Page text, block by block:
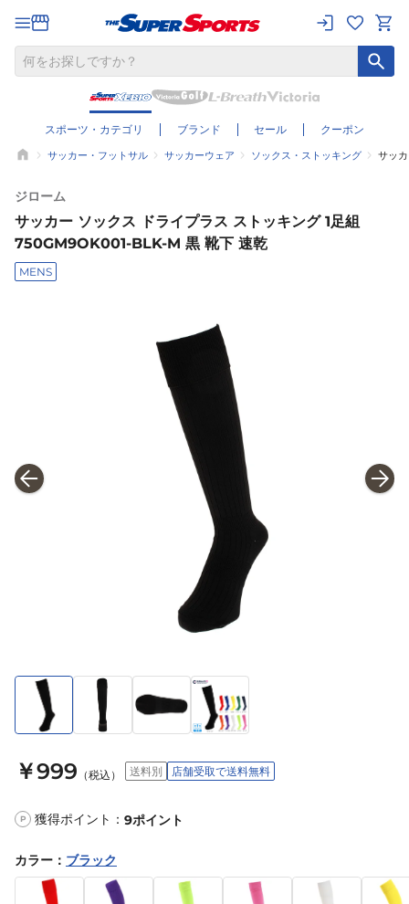
スポーツ・カテゴリ ブランド セール クーポン
サッカー・フットサル サッカーウェア ソックス・ストッキング サッ
ジローム
サッカー ソックス ドライプラス ストッキング 1足組
750GM9OK001-BLK-M 黒 靴下 速乾
MENS
￥999 （税込） 送料別 店舗受取で送料無料
P 獲得ポイント： 9ポイント
カラー ： ブラック